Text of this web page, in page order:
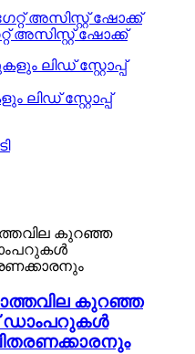
അസിസ്റ്റ് ഷോക്ക്
ലിഡ് സ്റ്റോപ്പ്
കുറഞ്ഞ